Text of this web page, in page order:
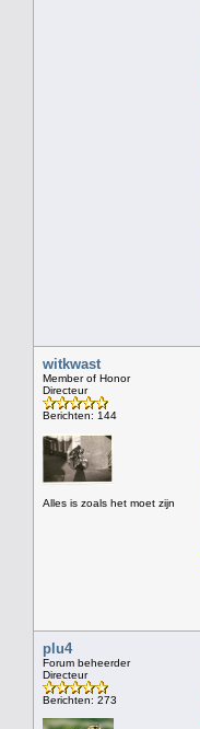
witkwast
Member of Honor
Directeur
Berichten: 144
Alles is zoals het moet zijn
plu4
Forum beheerder
Directeur
Berichten: 273